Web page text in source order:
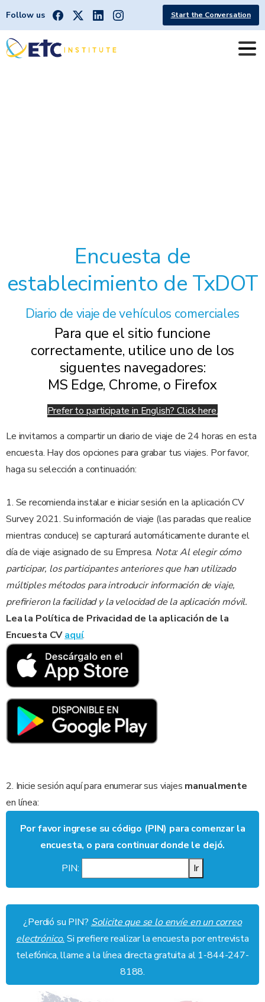
Follow us Start the Conversation
Encuesta de
establecimiento de TxDOT
Diario de viaje de vehículos comerciales
Para que el sitio funcione
correctamente, utilice uno de los
siguentes navegadores:
MS Edge, Chrome, o Firefox
Prefer to participate in English? Click here.
Le invitamos a compartir un diario de viaje de 24 horas en esta
encuesta. Hay dos opciones para grabar tus viajes. Por favor,
haga su selección a continuación:
1. Se recomienda instalar e iniciar sesión en la aplicación CV
Survey 2021. Su información de viaje (las paradas que realice
mientras conduce) se capturará automáticamente durante el
día de viaje asignado de su Empresa. Nota: Al elegir cómo
participar, los participantes anteriores que han utilizado
múltiples métodos para introducir información de viaje,
prefirieron la facilidad y la velocidad de la aplicación móvil.
Lea la Política de Privacidad de la aplicación de la
Encuesta CVaquí.
2. Inicie sesión aquí para enumerar sus viajes manualmente
en línea:
Por favor ingrese su código (PIN) para comenzar la
encuesta, o para continuar donde le dejó.
PIN:
Ir
¿Perdió su PIN? Solicite que se lo envíe en un correo
electrónico. Si prefiere realizar la encuesta por entrevista
telefónica, llame a la línea directa gratuita al 1-844-247-
8188.